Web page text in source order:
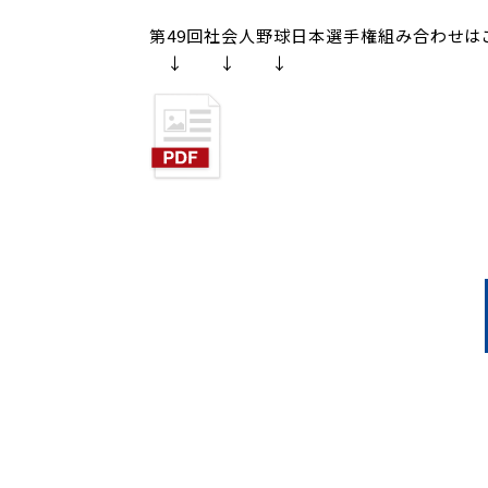
第49回社会人野球日本選手権組み合わせは
↓ ↓ ↓